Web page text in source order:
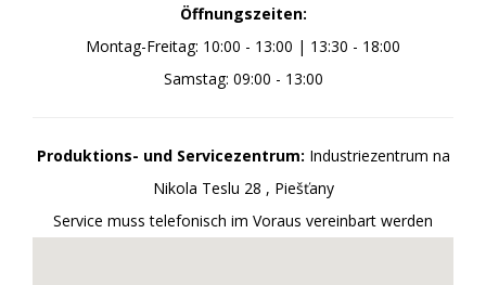
Öffnungszeiten:
Montag-Freitag: 10:00 - 13:00 | 13:30 - 18:00
Samstag: 09:00 - 13:00
Produktions- und Servicezentrum: Industriezentrum na
Nikola Teslu 28 , Piešťany
Service muss telefonisch im Voraus vereinbart werden